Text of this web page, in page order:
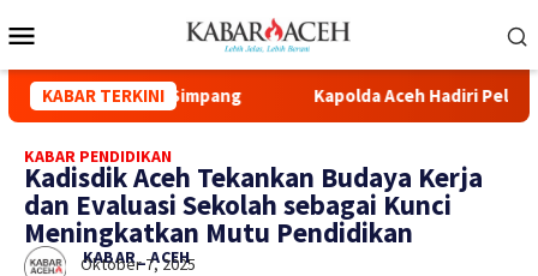
KABAR TERKINI
Kuala Simpang Kapolda Aceh Hadiri Pelepasan
KABAR PENDIDIKAN
Kadisdik Aceh Tekankan Budaya Kerja
dan Evaluasi Sekolah sebagai Kunci
Meningkatkan Mutu Pendidikan
KABAR_ ACEH
Oktober 7, 2025